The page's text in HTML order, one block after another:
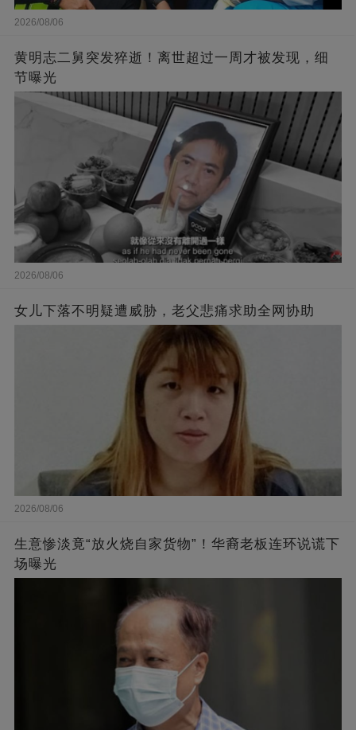
2026/08/06
黄明志二舅突发猝逝！离世超过一周才被发现，细
节曝光
2026/08/06
女儿下落不明疑遭威胁，老父悲痛求助全网协助
2026/08/06
生意惨淡竟“放火烧自家货物”！华裔老板连环说谎下
场曝光